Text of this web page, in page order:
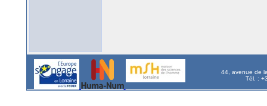
44, avenue de
Tél. :